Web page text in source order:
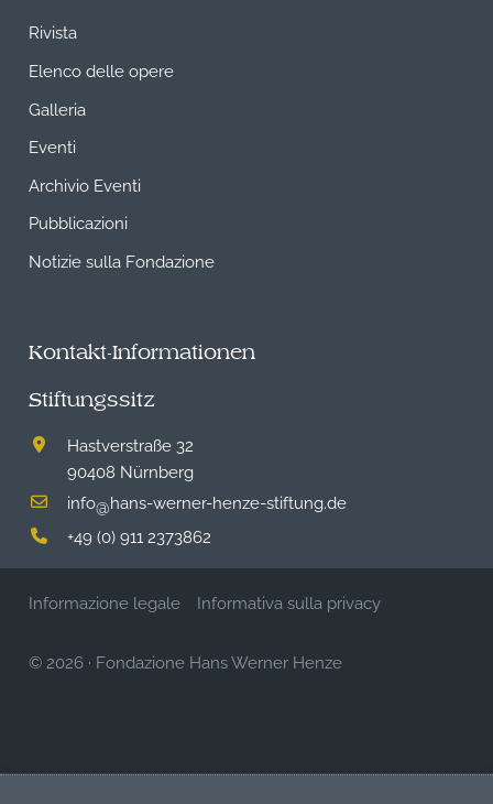
Rivista
Elenco delle opere
Galleria
Eventi
Archivio Eventi
Pubblicazioni
Notizie sulla Fondazione
Kontakt-Informationen
Stiftungssitz
Hastverstraße 32
90408 Nürnberg
info@hans-werner-henze-stiftung.de
+49 (0) 911 2373862
Informazione legale Informativa sulla privacy
© 2026 · Fondazione Hans Werner Henze